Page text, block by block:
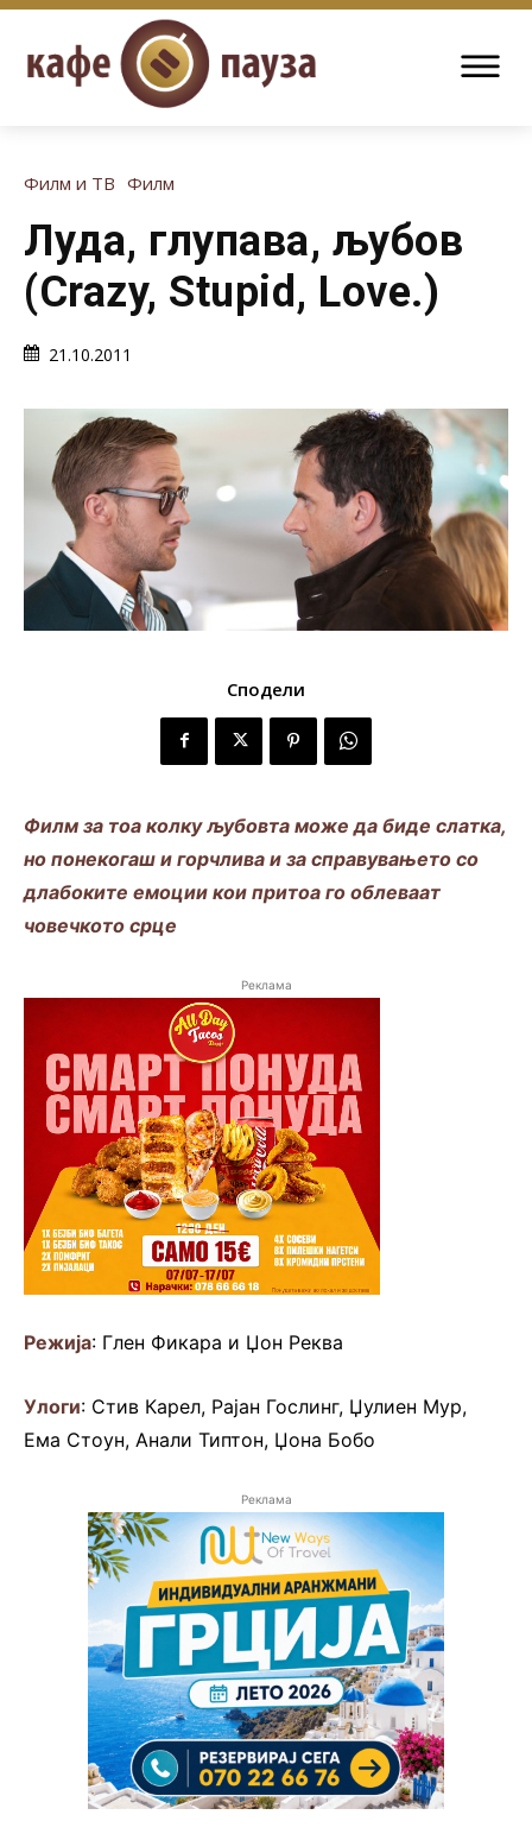
Филм и ТВ Филм
Луда, глупава, љубов
(Crazy, Stupid, Love.)
21.10.2011
Сподели
Филм за тоа колку љубовта може да биде слатка,
но понекогаш и горчлива и за справувањето со
длабоките емоции кои притоа го облеваат
човечкото срце
Реклама
Режија: Глен Фикара и Џон Реква
Улоги: Стив Карел, Рајан Гослинг, Џулиен Мур,
Ема Стоун, Анали Типтон, Џона Бобо
Реклама